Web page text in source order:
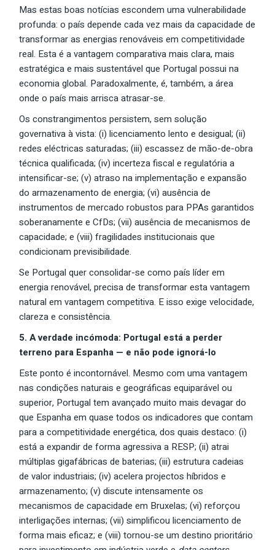
Mas estas boas notícias escondem uma vulnerabilidade
profunda: o país depende cada vez mais da capacidade de
transformar as energias renováveis em competitividade
real. Esta é a vantagem comparativa mais clara, mais
estratégica e mais sustentável que Portugal possui na
economia global. Paradoxalmente, é, também, a área
onde o país mais arrisca atrasar-se.
Os constrangimentos persistem, sem solução
governativa à vista: (i) licenciamento lento e desigual; (ii)
redes eléctricas saturadas; (iii) escassez de mão-de-obra
técnica qualificada; (iv) incerteza fiscal e regulatória a
intensificar-se; (v) atraso na implementação e expansão
do armazenamento de energia; (vi) ausência de
instrumentos de mercado robustos para PPAs garantidos
soberanamente e CfDs; (vii) ausência de mecanismos de
capacidade; e (viii) fragilidades institucionais que
condicionam previsibilidade.
Se Portugal quer consolidar-se como país líder em
energia renovável, precisa de transformar esta vantagem
natural em vantagem competitiva. E isso exige velocidade,
clareza e consistência.
5. A verdade incómoda: Portugal está a perder
terreno para Espanha — e não pode ignorá-lo
Este ponto é incontornável. Mesmo com uma vantagem
nas condições naturais e geográficas equiparável ou
superior, Portugal tem avançado muito mais devagar do
que Espanha em quase todos os indicadores que contam
para a competitividade energética, dos quais destaco: (i)
está a expandir de forma agressiva a RESP; (ii) atrai
múltiplas gigafábricas de baterias; (iii) estrutura cadeias
de valor industriais; (iv) acelera projectos híbridos e
armazenamento; (v) discute intensamente os
mecanismos de capacidade em Bruxelas; (vi) reforçou
interligações internas; (vii) simplificou licenciamento de
forma mais eficaz; e (viii) tornou-se um destino prioritário